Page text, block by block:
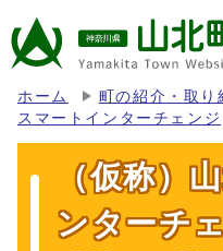
ホーム 町の紹介・取り
スマートインターチェンジ
（仮称）
ンターチ